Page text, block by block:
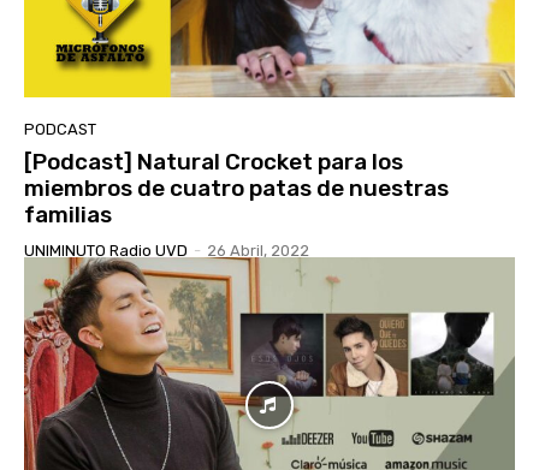
PODCAST
[Podcast] Natural Crocket para los
miembros de cuatro patas de nuestras
familias
UNIMINUTO Radio UVD - 26 Abril, 2022